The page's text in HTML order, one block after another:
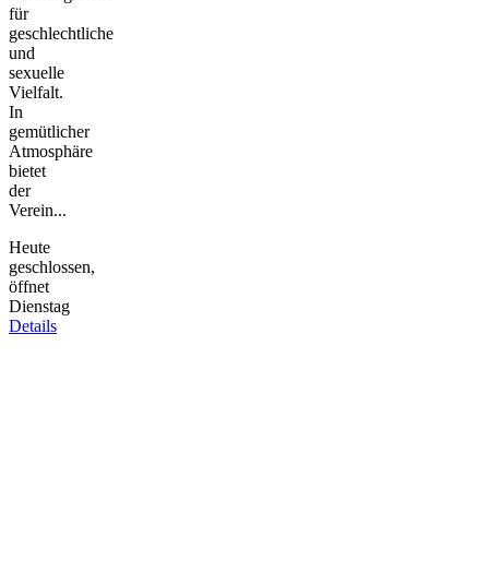
für
geschlechtliche
und
sexuelle
Vielfalt.
In
gemütlicher
Atmosphäre
bietet
der
Verein...
Heute
geschlossen,
öffnet
Dienstag
Details